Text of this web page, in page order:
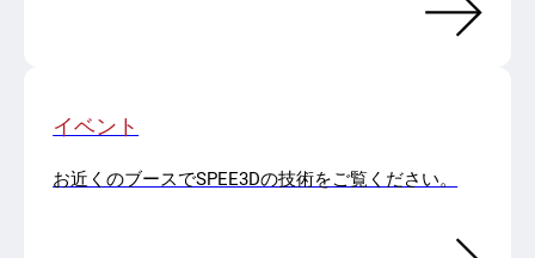
イベント
お近くのブースでSPEE3Dの技術をご覧ください。